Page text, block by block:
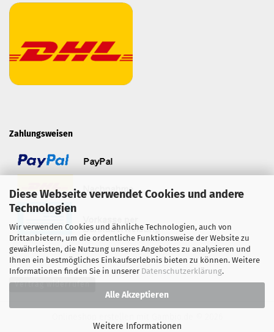
Diese Webseite verwendet Cookies und andere
Technologien
Wir verwenden Cookies und ähnliche Technologien, auch von
Drittanbietern, um die ordentliche Funktionsweise der Website zu
gewährleisten, die Nutzung unseres Angebotes zu analysieren und
Ihnen ein bestmögliches Einkaufserlebnis bieten zu können. Weitere
Informationen finden Sie in unserer Datenschutzerklärung.
Alle Akzeptieren
Weitere Informationen
Zahlungsweisen
Vertrag widerrufen